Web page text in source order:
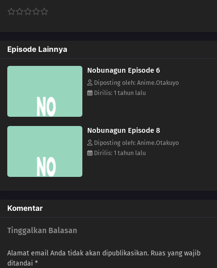
Episode Lainnya
Nobunagun Episode 6
Diposting oleh: Anime.Otakuyo
Dirilis: 1 tahun lalu
Nobunagun Episode 8
Diposting oleh: Anime.Otakuyo
Dirilis: 1 tahun lalu
Komentar
Tinggalkan Balasan
Alamat email Anda tidak akan dipublikasikan. Ruas yang wajib
ditandai *